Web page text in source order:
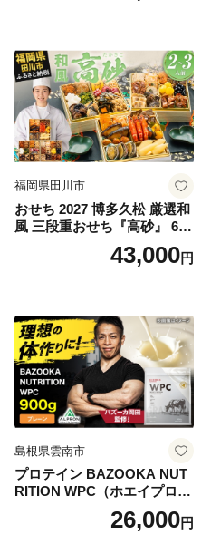
福岡県田川市
おせち 2027 博多久松 厳選和
風 三段重おせち『高砂』 6.5
寸 3段重 2～3人前 おせち料
理 重箱 お正月 冷凍おせち 縁
ち 本格おせち おせち予約 年
末 年始 お取り寄せ 新春 贅沢
おせち こだわりおせち 惣菜
老舗おせち ふるさと納税お
せち 御節 お節料理 正月 調理
不要 おせち料理2027
43,000円
島根県雲南市
プロテイン BAZOOKA NUT
RITION WPC（ホエイプロテ
イン）＜プレーン＞ 900g｜
バズーカ岡田監修・植物由来
26,000円